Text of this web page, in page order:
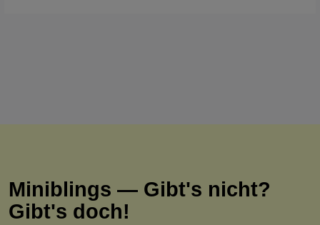
Miniblings — Gibt's nicht?
Gibt's doch!